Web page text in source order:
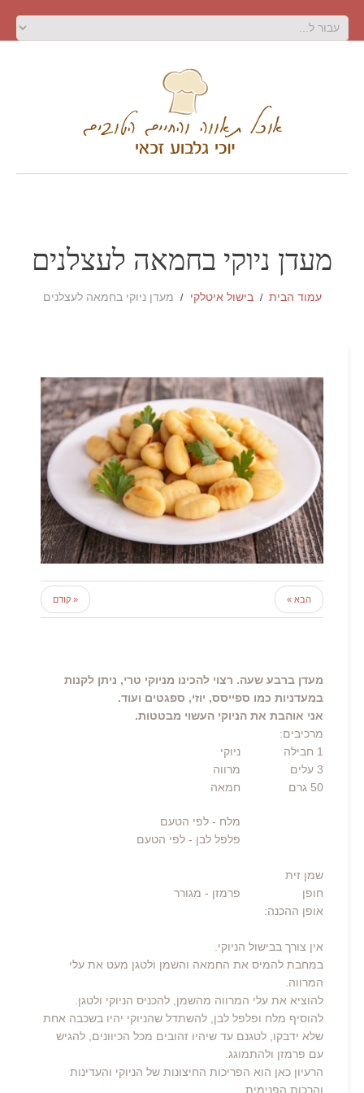
מעדן ניוקי בחמאה לעצלנים
עמוד הבית בישול איטלקי מעדן ניוקי בחמאה לעצלנים
« קודם הבא »
מעדן ברבע שעה. רצוי להכינו מניוקי טרי, ניתן לקנות
במעדניות כמו ספייסס, יוזי, ספגטים ועוד.
אני אוהבת את הניוקי העשוי מבטטות.
מרכיבים:
1 חבילה
ניוקי
3 עלים
מרווה
50 גרם חמאה
מלח - לפי הטעם
פלפל לבן - לפי הטעם
שמן זית
חופן
פרמזן - מגורר
אופן ההכנה:
אין צורך בבישול הניוקי.
במחבת להמיס את החמאה והשמן ולטגן מעט את עלי
המרווה.
להוציא את עלי המרווה מהשמן, להכניס הניוקי ולטגן.
להוסיף מלח ופלפל לבן, להשתדל שהניוקי יהיו בשכבה אחת
שלא ידבקו, לטגנם עד שיהיו זהובים מכל הכיוונים, להגיש
עם פרמזן ולהתמוגג.
הרעיון כאן הוא הפריכות החיצונות של הניוקי והעדינות
והרכות הפנימית.